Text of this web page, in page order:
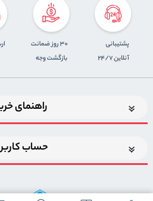
پشتیبانی
آنلاین 24/7
30 روز ضمانت
بازگشت وجه
راهنمای
حساب